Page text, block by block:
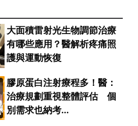
大面積雷射光生物調節治療
有哪些應用？醫解析疼痛照
護與運動恢復
膠原蛋白注射療程多！醫：
治療規劃重視整體評估 個
別需求也納考...